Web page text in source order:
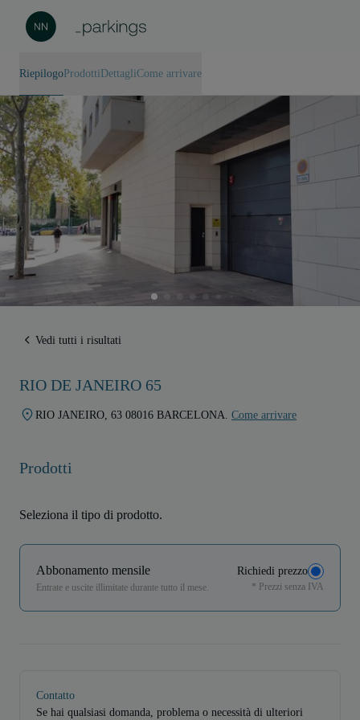
Riepilogo Prodotti DettagliCome arrivare
Vedi tutti i risultati
RIO DE JANEIRO 65
RIO JANEIRO, 63 08016 BARCELONA. Come arrivare
Prodotti
Seleziona il tipo di prodotto.
Abbonamento mensile
Entrate e uscite illimitate durante tutto il mese.
Richiedi prezzo
* Prezzi senza IVA
Contatto
Se hai qualsiasi domanda, problema o necessità di ulteriori